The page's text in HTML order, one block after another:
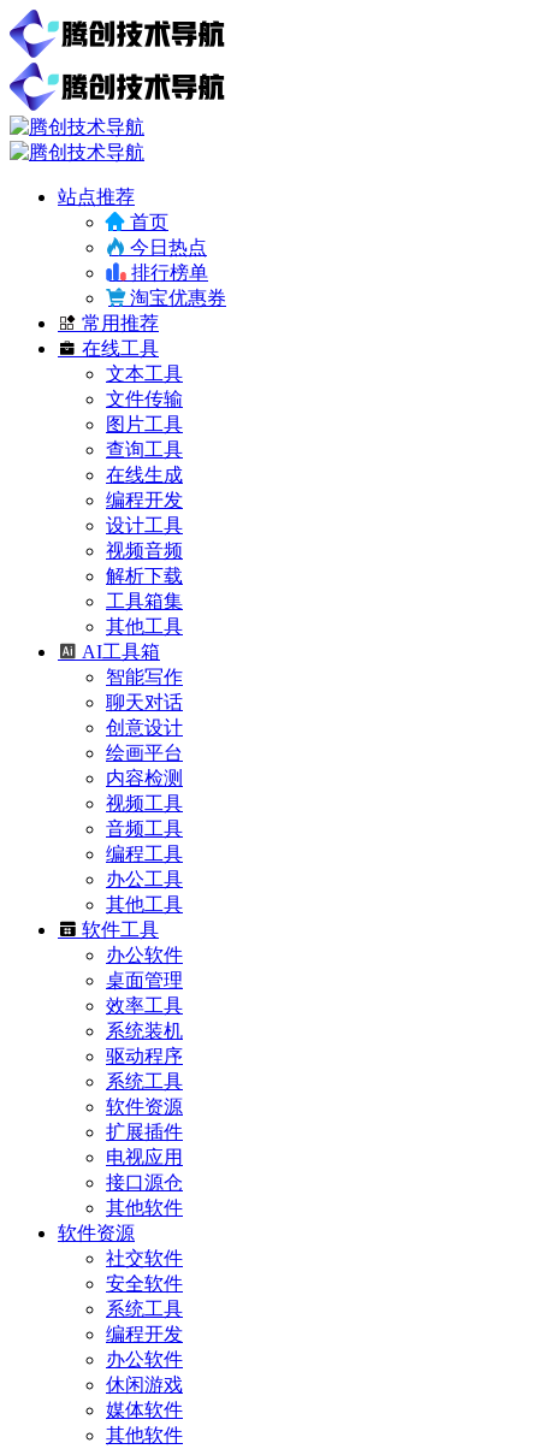
站点推荐
首页
今日热点
排行榜单
淘宝优惠券
常用推荐
在线工具
文本工具
文件传输
图片工具
查询工具
在线生成
编程开发
设计工具
视频音频
解析下载
工具箱集
其他工具
AI工具箱
智能写作
聊天对话
创意设计
绘画平台
内容检测
视频工具
音频工具
编程工具
办公工具
其他工具
软件工具
办公软件
桌面管理
效率工具
系统装机
驱动程序
系统工具
软件资源
扩展插件
电视应用
接口源仓
其他软件
软件资源
社交软件
安全软件
系统工具
编程开发
办公软件
休闲游戏
媒体软件
其他软件